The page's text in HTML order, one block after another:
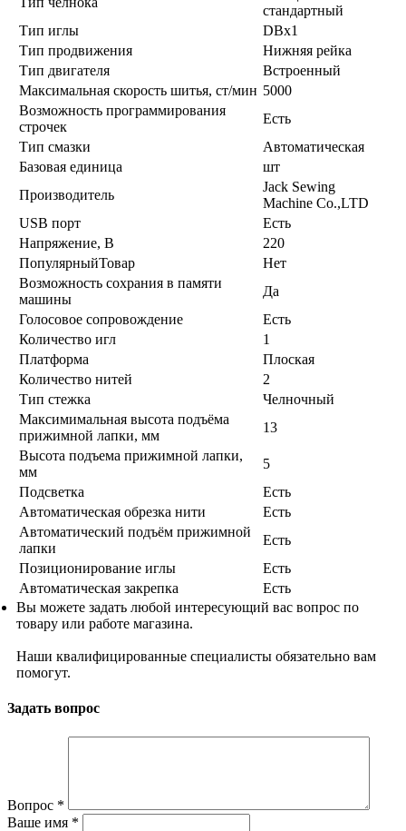
стандартный
Тип иглы
DBx1
Тип продвижения
Нижняя рейка
Тип двигателя
Встроенный
Максимальная скорость шитья, ст/мин 5000
Возможность программирования
строчек
Есть
Тип смазки
Автоматическая
Базовая единица
шт
Производитель
Jack Sewing
Machine Co.,LTD
USB порт
Есть
Напряжение, В
220
ПопулярныйТовар
Нет
Возможность сохрания в памяти
машины
Да
Голосовое сопровождение
Есть
Количество игл
1
Платформа
Плоская
Количество нитей
2
Тип стежка
Челночный
Максимимальная высота подъёма
прижимной лапки, мм
13
Высота подъема прижимной лапки,
мм
5
Подсветка
Есть
Автоматическая обрезка нити
Есть
Автоматический подъём прижимной
лапки
Есть
Позиционирование иглы
Есть
Автоматическая закрепка
Есть
Вы можете задать любой интересующий вас вопрос по
товару или работе магазина.
Наши квалифицированные специалисты обязательно вам
помогут.
Задать вопрос
Вопрос *
Ваше имя *